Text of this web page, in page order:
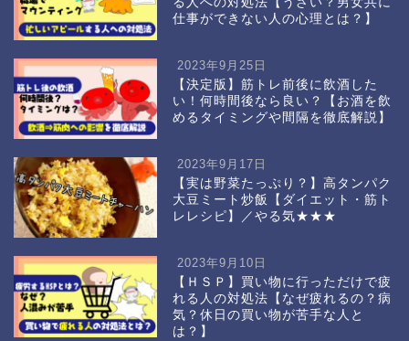
仕事ができない人の心理とは？】
2023年9月25日
【決定版】筋トレ前後に飲酒した
い！何時間後なら良い？【お酒を飲
めるタイミングや間隔を徹底解説】
2023年9月17日
【実は野菜たっぷり？】高タンパク
大豆ミート炒飯【ダイエット・筋ト
レレシピ】／やる気★★★
2023年9月10日
【ＨＳＰ】買い物に行っただけで疲
れる人の対処法【なぜ疲れるの？病
気？休日の買い物が苦手な人と
は？】